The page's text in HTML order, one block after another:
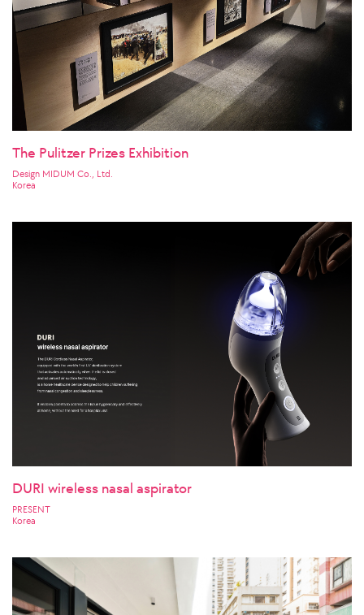
The Pulitzer Prizes Exhibition
Design MIDUM Co., Ltd.
Korea
DURI wireless nasal aspirator
PRESENT
Korea